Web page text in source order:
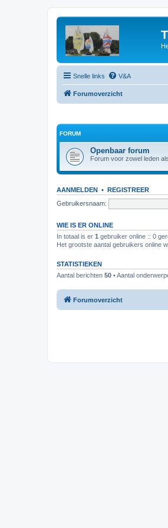
Snelle links V&A
Forumoverzicht
FORUM
Openbaar forum
Forum voor zowel leden
AANMELDEN • REGISTREER
Gebruikersnaam:
WIE IS ER ONLINE
In totaal is er 1 gebruiker online :: 0
Het grootste aantal gebruikers online
STATISTIEKEN
Aantal berichten 50 • Aantal
Forumoverzicht